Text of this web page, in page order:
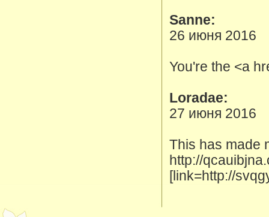
Sanne:
26 июня 2016
You're the <a
Loradae:
27 июня 2016
This has made
http://
[link=http://